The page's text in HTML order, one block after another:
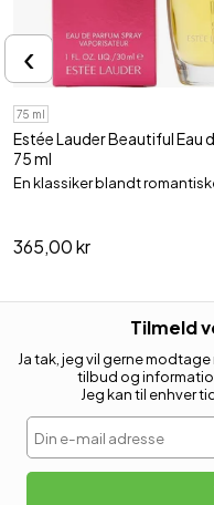
75 ml
Estée Lauder Beautiful Eau
75 ml
En klassiker blandt
365,00 kr
‹
Tilmeld
Ja tak, jeg vil gerne
tilbud og
Jeg kan til enhver